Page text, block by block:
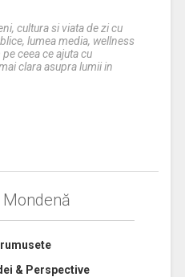
cultura si viata de zi cu
lumea media, wellness
ceea ce ajuta cu
clara asupra lumii in
Mondenă
& Perspective